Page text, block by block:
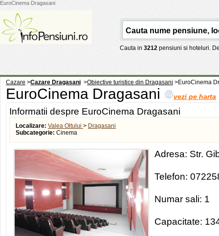
EuroCinema Dragasani
Cauta in 3212 pensiuni si hoteluri.
Cazare >Cazare Dragasani >Obiective turistice din Dragasani >EuroCinema
EuroCinema Dragasani vezi pe harta
Informatii despre EuroCinema Dragasani
Localizare: Valea Oltului > Dragasani
Subcategorie: Cinema
Adresa: Str.
Telefon:
Numar sali: 1
Capacitate: